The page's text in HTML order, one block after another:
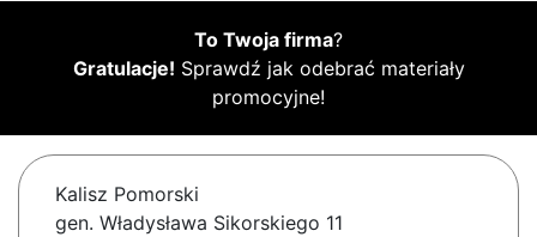
To Twoja firma?
Gratulacje! Sprawdź jak odebrać materiały
promocyjne!
Kalisz Pomorski
gen. Władysława Sikorskiego 11